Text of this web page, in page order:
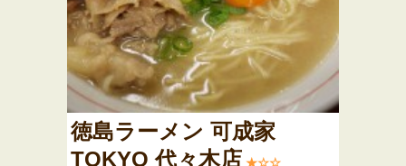
徳島ラーメン 可成家
TOKYO 代々木店 ★☆☆